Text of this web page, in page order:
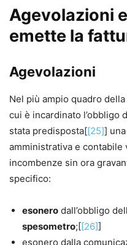
Agevolazioni
emette la
Agevolazioni
Nel più ampio quadro
cui è incardinato l’obbligo
stata predisposta[[25]]
amministrativa e
incombenze sin ora
specifico:
esonero dall’obbligo
spesometro;[[26]]
esonero dalla